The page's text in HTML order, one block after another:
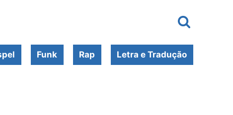
Funk Rap Letra e Tradução